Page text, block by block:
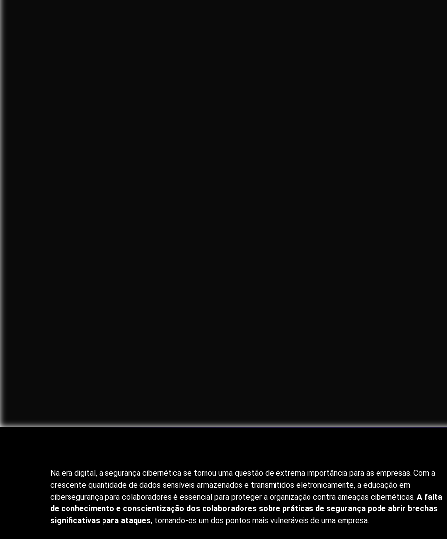
Na era digital, a segurança cibernética se tornou uma questão de extrema importância para as empresas. Com a
crescente quantidade de dados sensíveis armazenados e transmitidos eletronicamente, a educação em
cibersegurança para colaboradores é essencial para proteger a organização contra ameaças cibernéticas. A falta
de conhecimento e conscientização dos colaboradores sobre práticas de segurança pode abrir brechas
significativas para ataques, tornando-os um dos pontos mais vulneráveis de uma empresa.